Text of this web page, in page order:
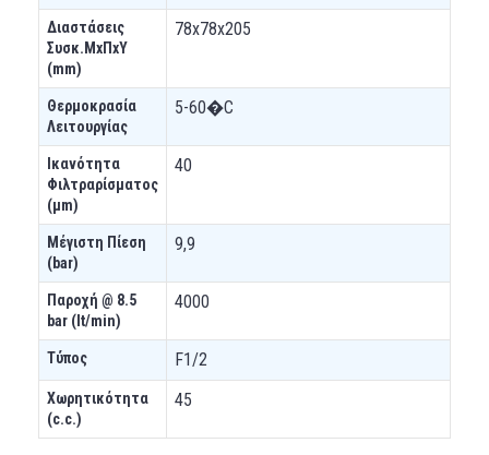
Διαστάσεις
Συσκ.ΜxΠxΥ
(mm)
78x78x205
Θερμοκρασία
Λειτουργίας
5-60�C
Ικανότητα
Φιλτραρίσματος
(μm)
40
Μέγιστη Πίεση
(bar)
9,9
Παροχή @ 8.5
bar (lt/min)
4000
Τύπος F1/2
Χωρητικότητα
(c.c.)
45